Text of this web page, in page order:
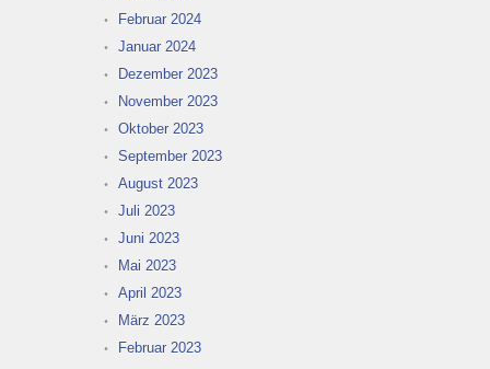
Februar 2024
Januar 2024
Dezember 2023
November 2023
Oktober 2023
September 2023
August 2023
Juli 2023
Juni 2023
Mai 2023
April 2023
März 2023
Februar 2023